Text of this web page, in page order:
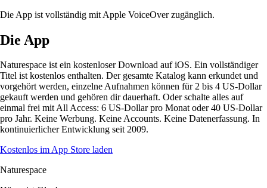
Die App ist vollständig mit Apple VoiceOver zugänglich.
Die App
Naturespace ist ein kostenloser Download auf iOS. Ein vollständiger
Titel ist kostenlos enthalten. Der gesamte Katalog kann erkundet und
vorgehört werden, einzelne Aufnahmen können für 2 bis 4 US-Dollar
gekauft werden und gehören dir dauerhaft. Oder schalte alles auf
einmal frei mit All Access: 6 US-Dollar pro Monat oder 40 US-Dollar
pro Jahr. Keine Werbung. Keine Accounts. Keine Datenerfassung. In
kontinuierlicher Entwicklung seit 2009.
Kostenlos im App Store laden
Naturespace